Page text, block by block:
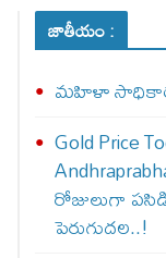
జాతీయం :
మహిళా
Gold Price
రోజులుగా
పెరుగుద‌ల‌..!